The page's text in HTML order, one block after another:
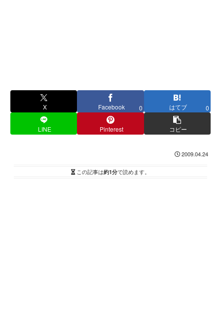
X Facebook 0 はてブ 0
LINE Pinterest コピー
2009.04.24
この記事は約1分で読めます。